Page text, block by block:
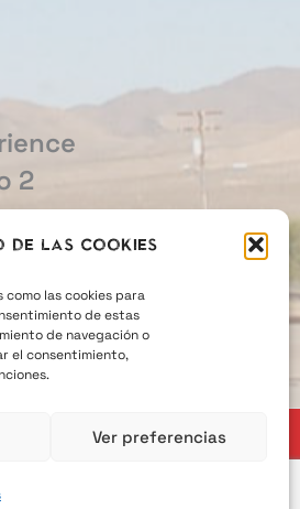
de las cookies
las cookies para
de estas
de navegación o
el consentimiento,
Ver preferencias
2